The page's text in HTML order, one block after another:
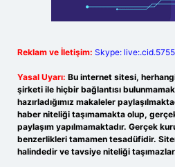
Reklam ve İletişim: Skype:
Yasal Uyarı: Bu internet sitesi,
şirketi ile hiçbir bağlantısı
hazırladığımız makaleler
haber niteliği taşımamakta olup,
paylaşım yapılmamaktadır. Gerçek
benzerlikleri tamamen tesadüfidir.
halindedir ve tavsiye niteliği